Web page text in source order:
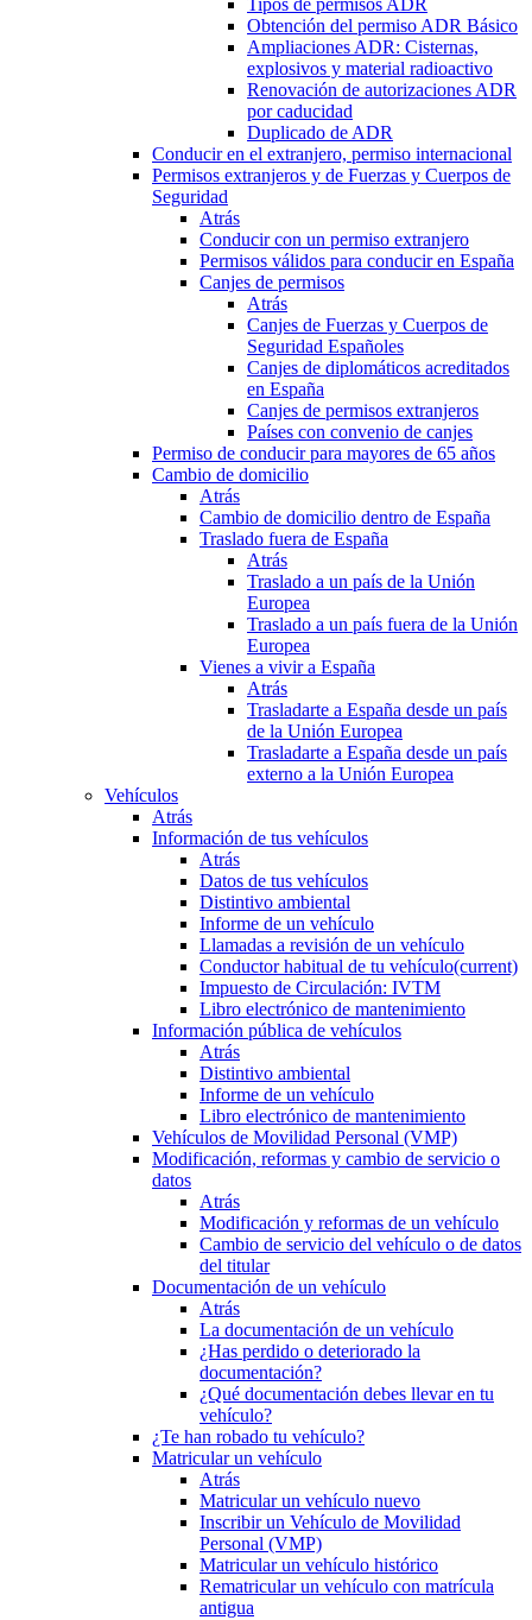
Tipos de permisos ADR
Obtención del permiso ADR Básico
Ampliaciones ADR: Cisternas,
explosivos y material radioactivo
Renovación de autorizaciones ADR
por caducidad
Duplicado de ADR
Conducir en el extranjero, permiso internacional
Permisos extranjeros y de Fuerzas y Cuerpos de
Seguridad
Atrás
Conducir con un permiso extranjero
Permisos válidos para conducir en España
Canjes de permisos
Atrás
Canjes de Fuerzas y Cuerpos de
Seguridad Españoles
Canjes de diplomáticos acreditados
en España
Canjes de permisos extranjeros
Países con convenio de canjes
Permiso de conducir para mayores de 65 años
Cambio de domicilio
Atrás
Cambio de domicilio dentro de España
Traslado fuera de España
Atrás
Traslado a un país de la Unión
Europea
Traslado a un país fuera de la Unión
Europea
Vienes a vivir a España
Atrás
Trasladarte a España desde un país
de la Unión Europea
Trasladarte a España desde un país
externo a la Unión Europea
Vehículos
Atrás
Información de tus vehículos
Atrás
Datos de tus vehículos
Distintivo ambiental
Informe de un vehículo
Llamadas a revisión de un vehículo
Conductor habitual de tu vehículo(current)
Impuesto de Circulación: IVTM
Libro electrónico de mantenimiento
Información pública de vehículos
Atrás
Distintivo ambiental
Informe de un vehículo
Libro electrónico de mantenimiento
Vehículos de Movilidad Personal (VMP)
Modificación, reformas y cambio de servicio o
datos
Atrás
Modificación y reformas de un vehículo
Cambio de servicio del vehículo o de datos
del titular
Documentación de un vehículo
Atrás
La documentación de un vehículo
¿Has perdido o deteriorado la
documentación?
¿Qué documentación debes llevar en tu
vehículo?
¿Te han robado tu vehículo?
Matricular un vehículo
Atrás
Matricular un vehículo nuevo
Inscribir un Vehículo de Movilidad
Personal (VMP)
Matricular un vehículo histórico
Rematricular un vehículo con matrícula
antigua